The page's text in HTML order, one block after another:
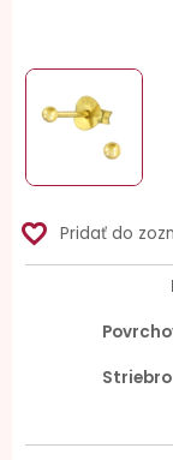
favorite_border Pridať do